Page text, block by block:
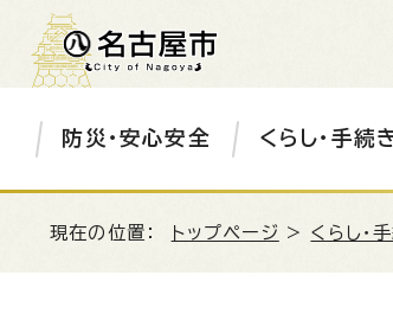
防災・安心安全 くらし・手続
現在の位置： トップページ > くらし・